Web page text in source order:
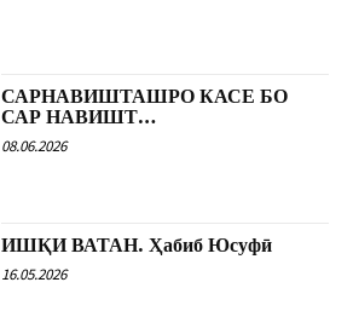
САРНАВИШТАШРО КАСЕ БО
САР НАВИШТ…
08.06.2026
ИШҚИ ВАТАН. Ҳабиб Юсуфӣ
16.05.2026